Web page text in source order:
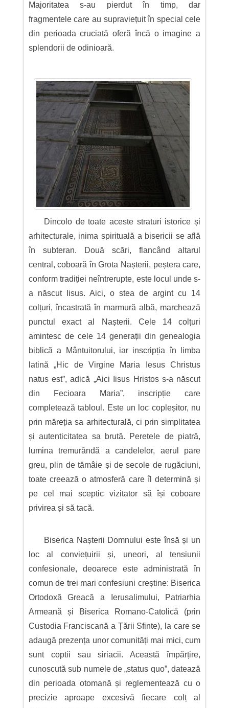
Majoritatea s-au pierdut în timp, dar
fragmentele care au supraviețuit în special cele
din perioada cruciată oferă încă o imagine a
splendorii de odinioară.
Dincolo de toate aceste straturi istorice și
arhitecturale, inima spirituală a bisericii se află
în subteran. Două scări, flancând altarul
central, coboară în Grota Nașterii, peștera care,
conform tradiției neîntrerupte, este locul unde s-
a născut Iisus. Aici, o stea de argint cu 14
colțuri, încastrată în marmură albă, marchează
punctul exact al Nașterii. Cele 14 colțuri
amintesc de cele 14 generații din genealogia
biblică a Mântuitorului, iar inscripția în limba
latină „Hic de Virgine Maria Iesus Christus
natus est”, adică „Aici Iisus Hristos s-a născut
din Fecioara Maria”, inscripție care
completează tabloul. Este un loc copleșitor, nu
prin măreția sa arhitecturală, ci prin simplitatea
și autenticitatea sa brută. Peretele de piatră,
lumina tremurândă a candelelor, aerul pare
greu, plin de tămâie și de secole de rugăciuni,
toate creează o atmosferă care îl determină și
pe cel mai sceptic vizitator să își coboare
privirea și să tacă.
Biserica Nașterii Domnului este însă și un
loc al conviețuirii și, uneori, al tensiunii
confesionale, deoarece este administrată în
comun de trei mari confesiuni creștine: Biserica
Ortodoxă Greacă a Ierusalimului, Patriarhia
Armeană și Biserica Romano-Catolică (prin
Custodia Franciscană a Țării Sfinte), la care se
adaugă prezența unor comunități mai mici, cum
sunt coptii sau siriacii. Această împărțire,
cunoscută sub numele de „status quo”, datează
din perioada otomană și reglementează cu o
precizie aproape excesivă fiecare colț al